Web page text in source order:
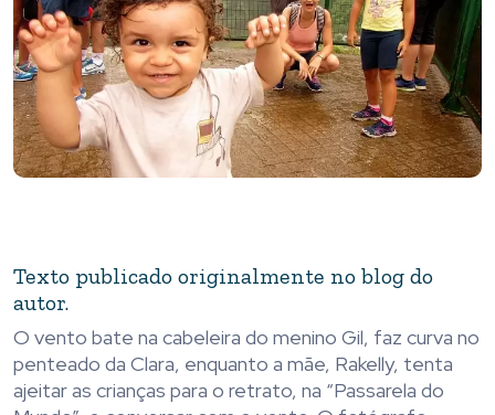
Texto publicado originalmente no blog do
autor.
O vento bate na cabeleira do menino Gil, faz curva no
penteado da Clara, enquanto a mãe, Rakelly, tenta
ajeitar as crianças para o retrato, na “Passarela do